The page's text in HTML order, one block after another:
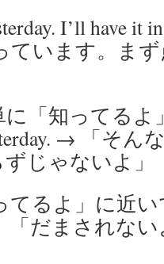
I’ll have it
ています。ま
に「知ってるよ
→ 「そ
じゃないよ」
てるよ」に近
「だまされな